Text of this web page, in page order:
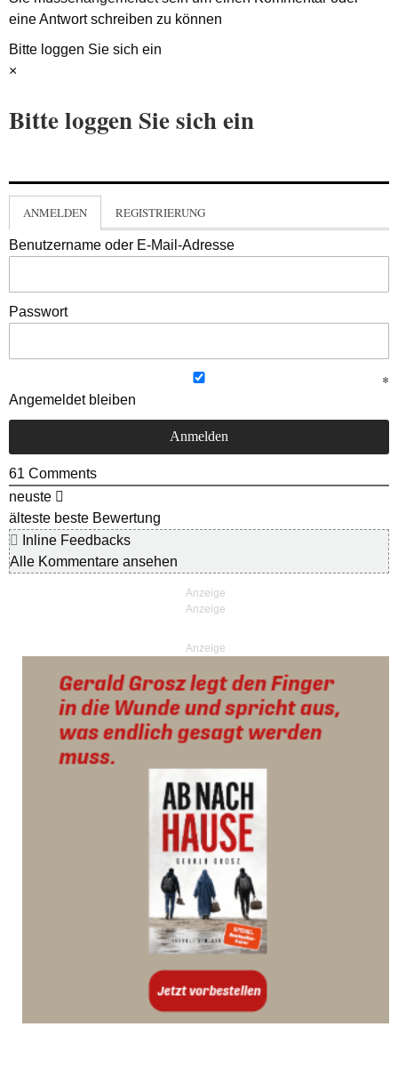
eine Antwort schreiben zu können
Bitte loggen Sie sich ein
×
Bitte loggen Sie sich ein
ANMELDEN REGISTRIERUNG
Benutzername oder E-Mail-Adresse
Passwort
Angemeldet bleiben
61 Comments
neuste
älteste beste Bewertung
Inline Feedbacks
Alle Kommentare ansehen
Anzeige